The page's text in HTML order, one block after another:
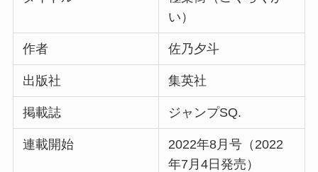
い）
作者 佐乃夕斗
出版社 集英社
掲載誌 ジャンプSQ.
連載開始
2022年8月号（2022
年7月4日発売）